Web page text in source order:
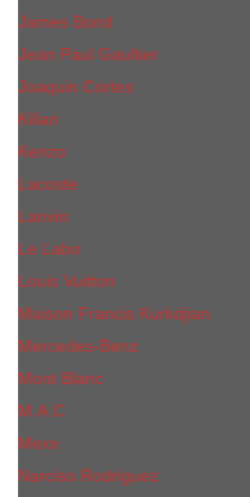
James Bond
Jean Paul Gaultier
Joaquin Сortes
Kilian
Kenzo
Lacoste
Lanvin
Le Labo
Louis Vuitton
Maison Francis Kurkdjian
Mercedes-Benz
Mont Blanc
M.А.C.
Mexx
Narciso Rodriguez